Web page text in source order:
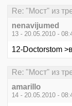
Re: "Мост" из
nenavijumed
13 - 20.05.2010 -
12-Doctorstom
Re: "Мост" из
amarillo
14 - 20.05.2010 -